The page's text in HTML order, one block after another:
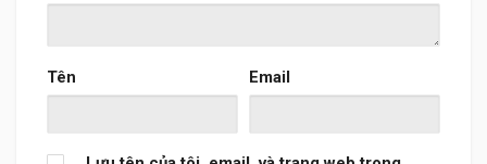
Tên Email